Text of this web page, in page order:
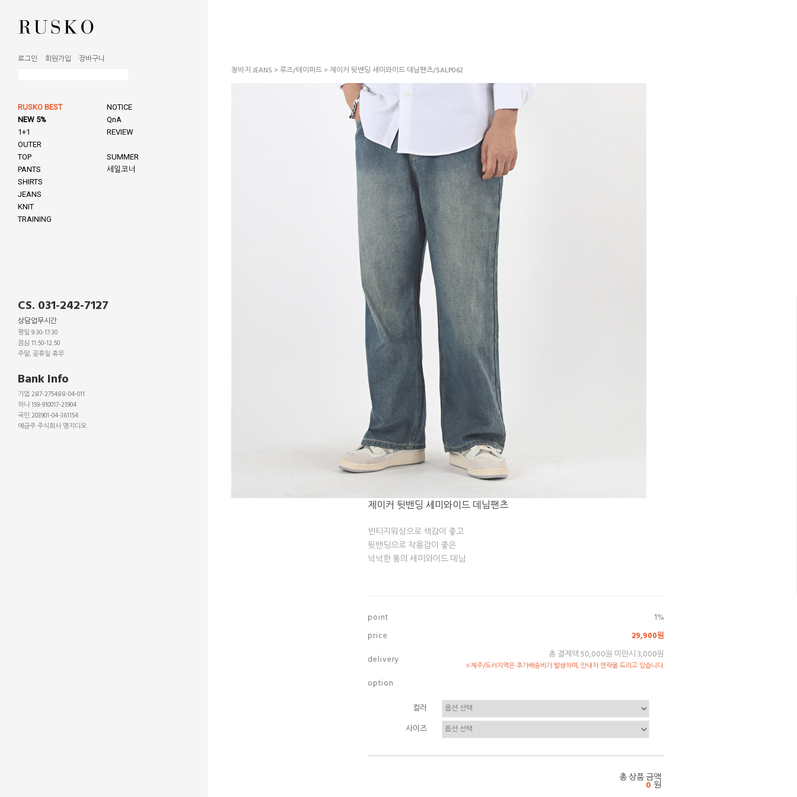
로그인 회원가입 장바구니
RUSKO BEST
NEW 5%
1+1
OUTER
TOP
PANTS
SHIRTS
JEANS
KNIT
TRAINING
NOTICE
QnA
REVIEW
SUMMER
세일코너
CS. 031-242-7127
상담업무시간
평일 9:30-17:30
점심 11:50-12:50
주말, 공휴일 휴무
Bank Info
기업 287-275488-04-011
하나 159-910017-21904
국민 203901-04-361154
예금주 주식회사 명지디오
청바지 JEANS > 루즈/테이퍼드 > 제이커 뒷밴딩 세미와이드 데님팬츠/SALP062
제이커 뒷밴딩 세미와이드 데님팬츠
빈티지워싱으로 색감이 좋고
뒷밴딩으로 착용감이 좋은
넉넉한 통의 세미와이드 데님
p o i n t
1%
p r i c e
29,900원
d e l i v e r y
총 결제액 50,000원 미만시 3,000원
※제주/도서지역은 추가배송비가 발생하며, 안내차 연락을 드리고 있습니다.
o p t i o n
컬러
사이즈
총 상품 금액
0 원